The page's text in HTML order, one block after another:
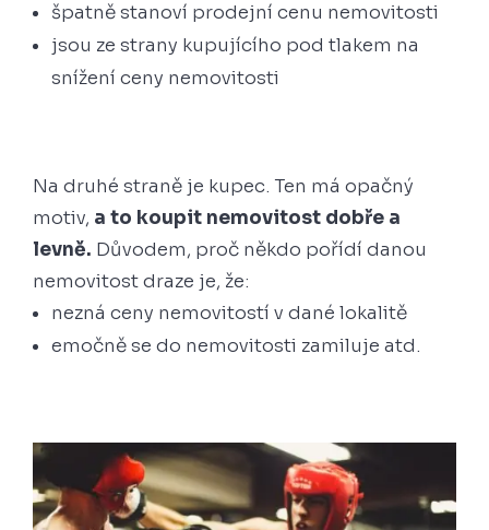
špatně stanoví prodejní cenu nemovitosti
jsou ze strany kupujícího pod tlakem na
snížení ceny nemovitosti
Na druhé straně je kupec. Ten má opačný
motiv, a to koupit nemovitost dobře a
levně. Důvodem, proč někdo pořídí danou
nemovitost draze je, že:
nezná ceny nemovitostí v dané lokalitě
emočně se do nemovitosti zamiluje atd.